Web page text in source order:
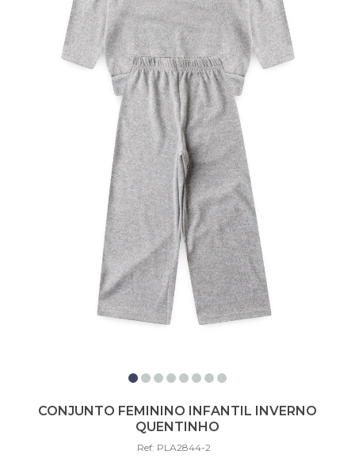
CONJUNTO FEMININO INFANTIL INVERNO
QUENTINHO
Ref: PLA2844-2